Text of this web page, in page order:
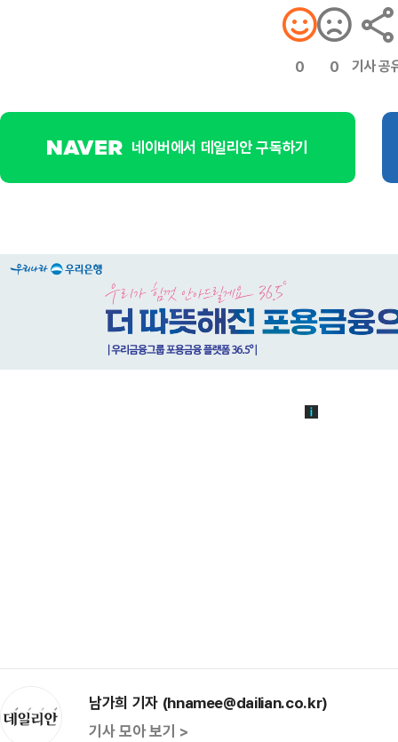
0 0 기사 공
네이버에서 데일리안 구독하기
남가희 기자 (hnamee@dailian.co.kr)
기사 모아 보기 >